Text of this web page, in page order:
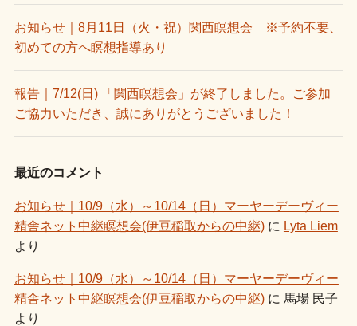
お知らせ｜8月11日（火・祝）関西瞑想会 ※予約不要、
初めての方へ瞑想指導あり
報告｜7/12(日) 「関西瞑想会」が終了しました。ご参加
ご協力いただき、誠にありがとうございました！
最近のコメント
お知らせ｜10/9（水）～10/14（日）マーヤーデーヴィー
精舎ネット中継瞑想会(伊豆稲取からの中継)に Lyta Liem
より
お知らせ｜10/9（水）～10/14（日）マーヤーデーヴィー
精舎ネット中継瞑想会(伊豆稲取からの中継)に 馬場 民子
より